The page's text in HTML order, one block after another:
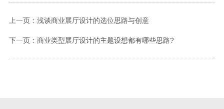
上一页：浅谈商业展厅设计的选位思路与创意
下一页：商业类型展厅设计的主题设想都有哪些思路?